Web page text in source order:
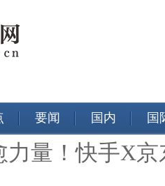
要闻 国内 国
力量！快手X